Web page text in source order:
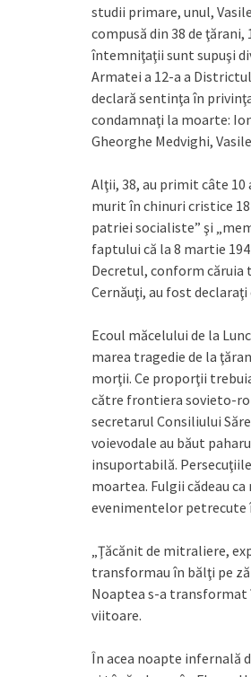
studii primare, unul,
compusă din 38 de
întemniţaţii sunt supuşi
Armatei a 12-a a
declară sentinţa în
condamnaţi la moarte:
Gheorghe Medvighi,
Alţii, 38, au primit câte 10
murit în chinuri cristice
patriei socialiste” şi
faptului că la 8 martie
Decretul, conform căruia
Cernăuţi, au fost
Ecoul măcelului de la
marea tragedie de la
morţii. Ce proporţii
către frontiera sovieto-
secretarul Consiliului
voievodale au băut
insuportabilă.
moartea. Fulgii cădeau
evenimentelor petrecute
„Ţăcănit de mitraliere,
transformau în bălţi pe
Noaptea s-a transformat
viitoare.
În acea noapte infernală